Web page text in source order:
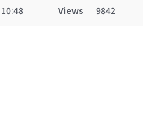
Views 9842